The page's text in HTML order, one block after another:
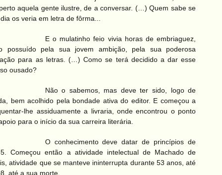
aquela gente ilustre, de a conversar. (…) Quem sabe se
os veria em letra de fôrma...
E o mulatinho feio vivia horas de embriaguez,
possuído pela sua jovem ambição, pela sua poderosa
para as letras. (…)Como se terá decidido a dar esse
ousado?
Não o sabemos, mas deve ter sido, logo de
bem acolhido pela bondade ativa do editor. E começou a
lhe assiduamente a livraria,
onde encontrou o ponto
para o início da sua carreira literária.
O conhecimento deve datar de princípios de
Começou então a atividade intelectual de Machado de
atividade que se manteve ininterrupta durante 53 anos, até
até a sua morte.